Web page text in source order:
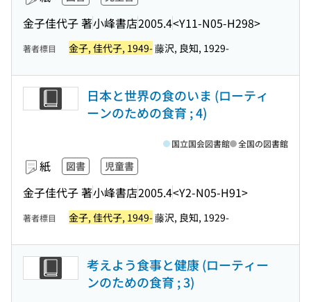
金子佳代子 著小峰書店2005.4<Y11-N05-H298>
著者標目 金子, 佳代子, 1949-藤沢, 良知, 1929-
日本と世界の食のいま (ローティ
ーンのための食育 ; 4)
紙 図書 児童書
金子佳代子 著小峰書店2005.4<Y2-N05-H91>
国立国会図書館 全国の図書館
著者標目 金子, 佳代子, 1949-藤沢, 良知, 1929-
考えよう食事と健康 (ローティー
ンのための食育 ; 3)